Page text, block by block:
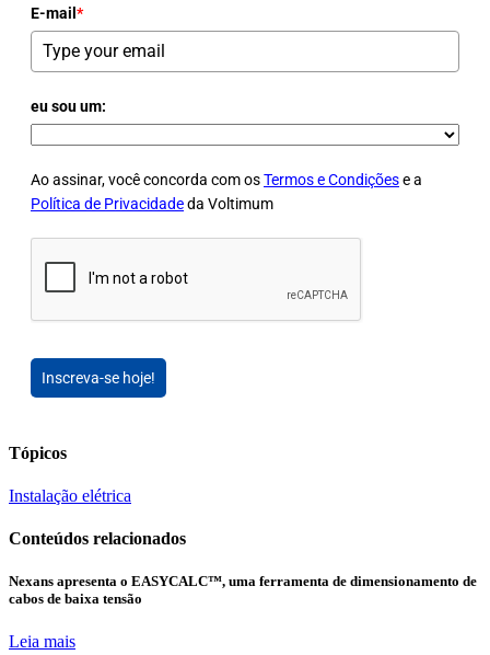
E-mail *
eu sou um:
Ao assinar, você concorda com osTermos e Condiçõese a
Política de Privacidadeda Voltimum
Inscreva-se hoje!
Tópicos
Instalação elétrica
Conteúdos relacionados
Nexans apresenta o EASYCALC™, uma ferramenta de dimensionamento de
cabos de baixa tensão
Leia mais